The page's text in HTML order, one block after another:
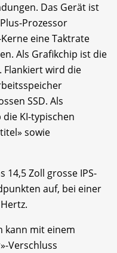
Das Gerät ist
Prozessor
eine Taktrate
Als Grafikchip ist die
Flankiert wird die
SSD. Als
KI-typischen
sowie
14,5 Zoll grosse IPS-
auf, bei einer
kann mit einem
Verschluss